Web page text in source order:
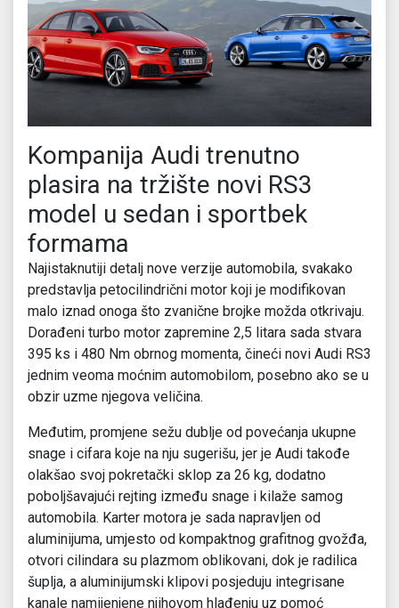
Kompanija Audi trenutno
plasira na tržište novi RS3
model u sedan i sportbek
formama
Najistaknutiji detalj nove verzije automobila, svakako
predstavlja petocilindrični motor koji je modifikovan
malo iznad onoga što zvanične brojke možda otkrivaju.
Dorađeni turbo motor zapremine 2,5 litara sada stvara
395 ks i 480 Nm obrnog momenta, čineći novi Audi RS3
jednim veoma moćnim automobilom, posebno ako se u
obzir uzme njegova veličina.
Međutim, promjene sežu dublje od povećanja ukupne
snage i cifara koje na nju sugerišu, jer je Audi takođe
olakšao svoj pokretački sklop za 26 kg, dodatno
poboljšavajući rejting između snage i kilaže samog
automobila. Karter motora je sada napravljen od
aluminijuma, umjesto od kompaktnog grafitnog gvožđa,
otvori cilindara su plazmom oblikovani, dok je radilica
šuplja, a aluminijumski klipovi posjeduju integrisane
kanale namijenjene njihovom hlađenju uz pomoć